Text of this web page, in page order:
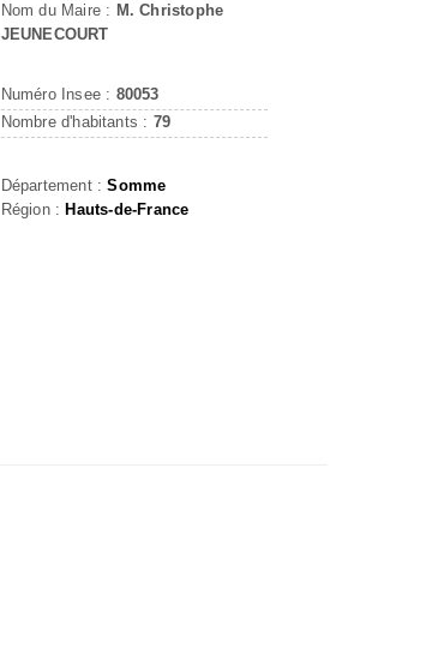
Nom du Maire : M. Christophe
JEUNECOURT
Numéro Insee : 80053
Nombre d'habitants : 79
Département :Somme
Région : Hauts-de-France